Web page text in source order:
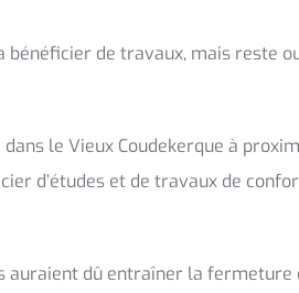
de travaux, mais reste
le Vieux Coudekerque à
d’études et de travaux de
auraient dû entraîner la